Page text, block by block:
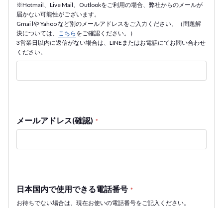
※Hotmail、Live Mail、Outlookをご利用の場合、弊社からのメールが
届かない可能性がございます。
Gmai lや Yahoo など別のメールアドレスをご入力ください。（問題解
決については、
こちら をご確認ください。）
3営業日以内に返信がない場合は、LINEまたはお電話にてお問い合わせ
ください。
メールアドレス(確認) *
日本国内で使用できる電話番号 *
お待ちでない場合は、現在お使いの電話番号をご記入ください。